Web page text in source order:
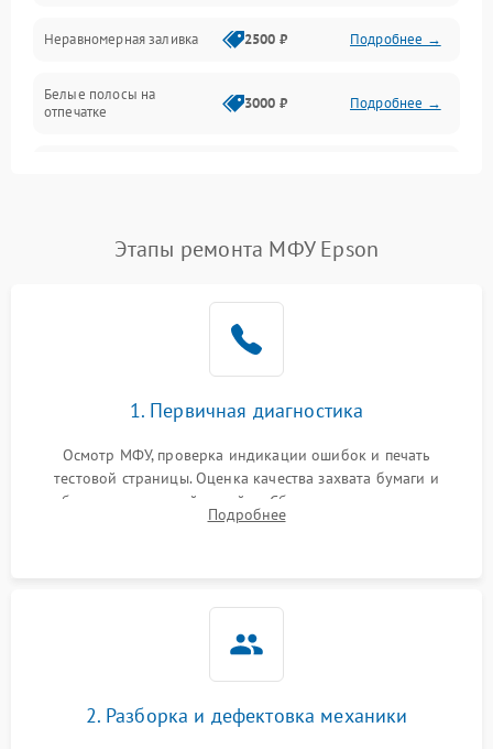
Дисплей и органы управления
Изображение
Неравномерная заливка 2500 ₽ Подробнее →
Белые полосы на
отпечатке
3000 ₽ Подробнее →
Этапы ремонта МФУ Epson
1. Первичная диагностика
Осмотр МФУ, проверка индикации ошибок и печать
тестовой страницы. Оценка качества захвата бумаги и
работы сканирующей линейки. Сбор данных о замятиях,
дефектах изображения или посторонних шумах при работе.
Подробнее
2. Разборка и дефектовка механики